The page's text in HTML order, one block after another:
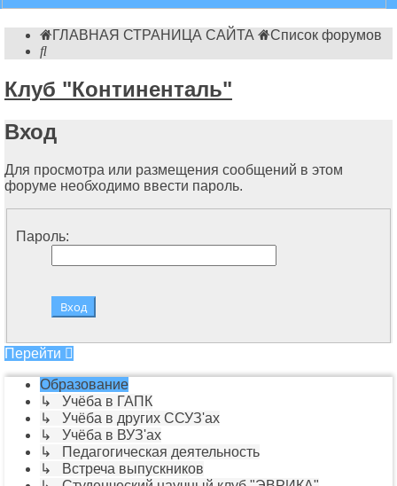
ГЛАВНАЯ СТРАНИЦА САЙТА
Список форумов
Поиск
Клуб "Континенталь"
Вход
Для просмотра или размещения сообщений в этом
форуме необходимо ввести пароль.
Пароль:
Перейти
Образование
↳ Учёба в ГАПК
↳ Учёба в других ССУЗ'ах
↳ Учёба в ВУЗ'ах
↳ Педагогическая деятельность
↳ Встреча выпускников